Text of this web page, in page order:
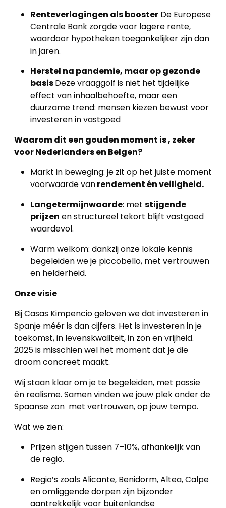
Renteverlagingen als booster De Europese
Centrale Bank zorgde voor lagere rente,
waardoor hypotheken toegankelijker zijn dan
in jaren.
Herstel na pandemie, maar op gezonde
basisDeze vraaggolf is niet het tijdelijke
effect van inhaalbehoefte, maar een
duurzame trend: mensen kiezen bewust voor
investeren in vastgoed
Waarom dit een gouden moment is , zeker
voor Nederlanders en Belgen?
Markt in beweging: je zit op het juiste moment
voorwaarde vanrendement én veiligheid.
Langetermijnwaarde: met stijgende
prijzen en structureel tekort blijft vastgoed
waardevol.
Warm welkom: dankzij onze lokale kennis
begeleiden we je piccobello, met vertrouwen
en helderheid.
Onze visie
Bij Casas Kimpencio geloven we dat investeren in
Spanje méér is dan cijfers. Het is investeren in je
toekomst, in levenskwaliteit, in zon en vrijheid.
2025 is misschien wel het moment dat je die
droom concreet maakt.
Wij staan klaar om je te begeleiden, met passie
én realisme. Samen vinden we jouw plek onder de
Spaanse zon met vertrouwen, op jouw tempo.
Wat we zien:
Prijzen stijgen tussen 7–10%, afhankelijk van
de regio.
Regio’s zoals Alicante, Benidorm, Altea, Calpe
en omliggende dorpen zijn bijzonder
aantrekkelijk voor buitenlandse